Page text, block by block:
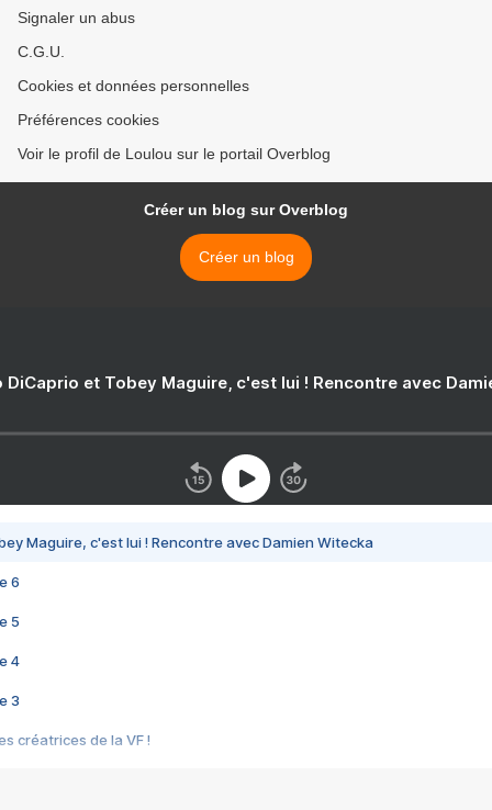
Signaler un abus
C.G.U.
Cookies et données personnelles
Préférences cookies
Voir le profil de Loulou sur le portail Overblog
Créer un blog sur Overblog
Créer un blog
DiCaprio et Tobey Maguire, c'est lui ! Rencontre avec
Maguire, c'est lui ! Rencontre avec Damien Witecka
6
5
4
3
créatrices de la VF !